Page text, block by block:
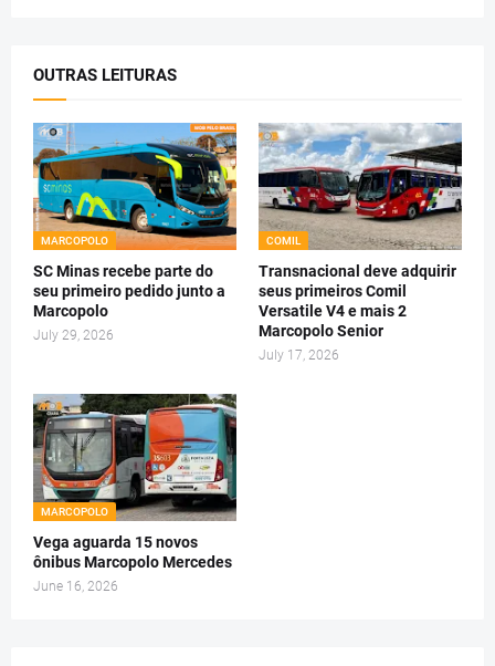
OUTRAS LEITURAS
MARCOPOLO
SC Minas recebe parte do
seu primeiro pedido junto a
Marcopolo
July 29, 2026
COMIL
Transnacional deve adquirir
seus primeiros Comil
Versatile V4 e mais 2
Marcopolo Senior
July 17, 2026
MARCOPOLO
Vega aguarda 15 novos
ônibus Marcopolo Mercedes
June 16, 2026